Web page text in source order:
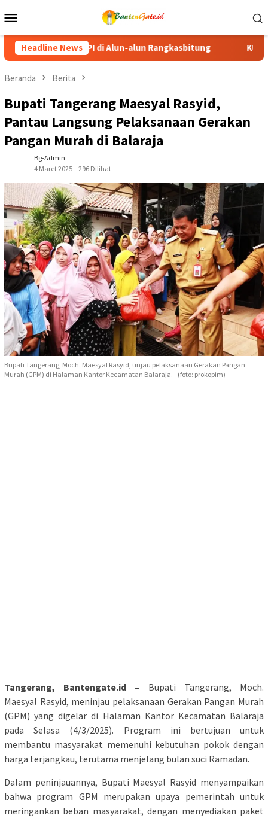
ke
Mobile
Headline NewsKUA-PPAS APBD Tanah Datar 2027
Beranda Berita
Bupati Tangerang Maesyal Rasyid,
Pantau Langsung Pelaksanaan Gerakan
Pangan Murah di Balaraja
Bg-Admin
4 Maret 2025
296 Dilihat
Bupati Tangerang, Moch. Maesyal Rasyid, tinjau pelaksanaan Gerakan Pangan
Murah (GPM) di Halaman Kantor Kecamatan Balaraja.--(foto: prokopim)
Tangerang, Bantengate.id – Bupati Tangerang, Moch.
Maesyal Rasyid, meninjau pelaksanaan Gerakan Pangan Murah
(GPM) yang digelar di Halaman Kantor Kecamatan Balaraja
pada Selasa (4/3/2025). Program ini bertujuan untuk
membantu masyarakat memenuhi kebutuhan pokok dengan
harga terjangkau, terutama menjelang bulan suci Ramadan.
Dalam peninjauannya, Bupati Maesyal Rasyid menyampaikan
bahwa program GPM merupakan upaya pemerintah untuk
meringankan beban masyarakat, dengan menyediakan paket